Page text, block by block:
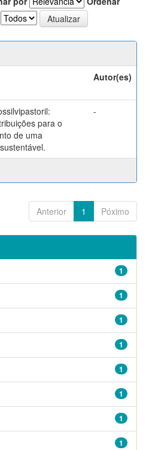
Autor(es)
para o
de uma
-
Anterior 1 Póximo
1
1
1
1
1
1
1
1